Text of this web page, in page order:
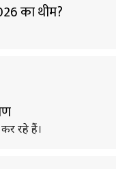
का थीम?
रहे हैं।